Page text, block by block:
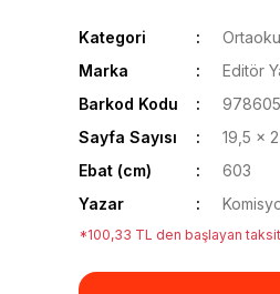
Kategori
Marka
Editör
Barkod Kodu
Sayfa Sayısı
19,5 x
Ebat (cm)
603
Yazar
*100,33 TL den başlayan